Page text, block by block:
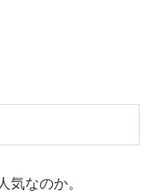
気なのか。